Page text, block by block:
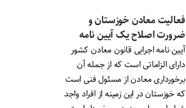
فعالیت معادن خوزستان و
ضرورت اصلاح یک آیین نامه
آیین نامه اجرایی قانون معادن کشور
دارای الزاماتی است که از جمله آن
برخورداری معادن از مسئول فنی است
که خوزستان در این زمینه از افراد واجد